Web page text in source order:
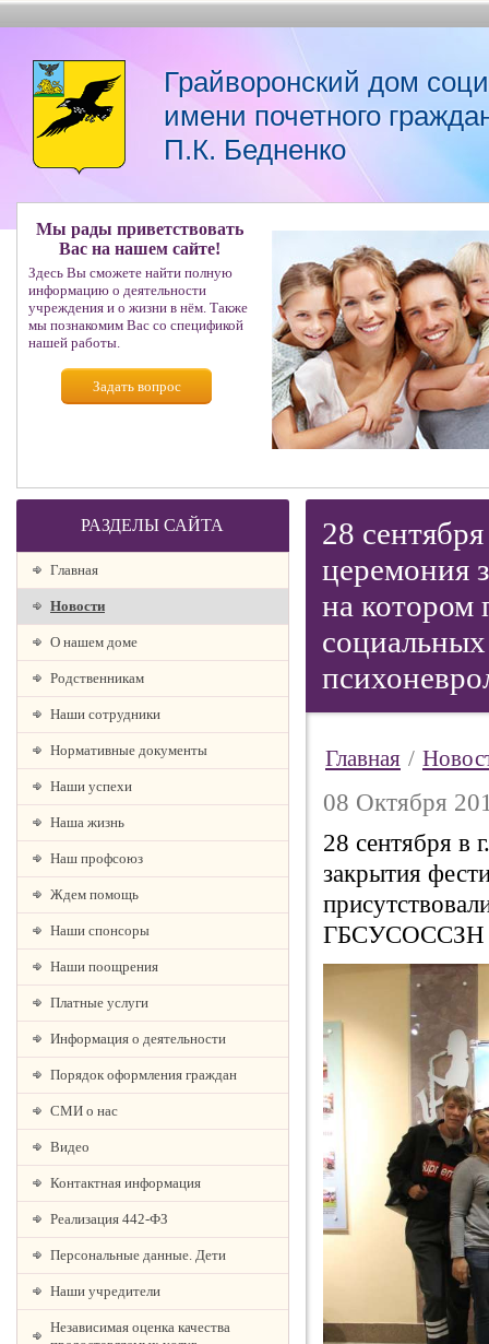
Грайворонский дом
имени почетного
П.К. Бедненко
Мы рады приветствовать
Вас на нашем сайте!
Здесь Вы сможете найти полную
информацию о деятельности
учреждения и о жизни в нём. Также
мы познакомим Вас со спецификой
нашей работы.
Задать вопрос
РАЗДЕЛЫ САЙТА
Главная
Новости
О нашем доме
Родственникам
Наши сотрудники
Нормативные документы
Наши успехи
Наша жизнь
Наш профсоюз
Ждем помощь
Наши спонсоры
Наши поощрения
Платные услуги
Информация о деятельности
Порядок оформления граждан
СМИ о нас
Видео
Контактная информация
Реализация 442-ФЗ
Персональные данные. Дети
Наши учредители
Независимая оценка качества
28
церемония
на котором
Главная /
08 Октября
28 сентября в
закрытия
ГБСУСОССЗН